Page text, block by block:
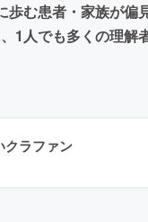
む患者・家族が偏
人でも多くの理
クラファン